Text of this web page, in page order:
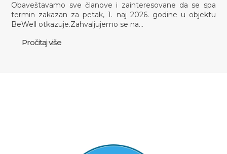
Obaveštavamo sve članove i zainteresovane da se spa
termin zakazan za petak, 1. naj 2026. godine u objektu
BeWell otkazuje.Zahvaljujemo se na…
Pročitaj više